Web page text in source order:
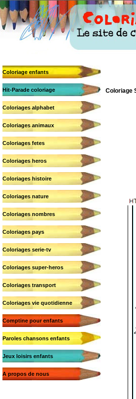
Coloriage enfants
Hit-Parade coloriage
Coloriages alphabet
Coloriages animaux
Coloriages fetes
Coloriages heros
Coloriages histoire
Coloriages nature
Coloriages nombres
Coloriages pays
Coloriages serie-tv
Coloriages super-heros
Coloriages transport
Coloriages vie quotidienne
Comptine pour enfants
Paroles chansons enfants
Jeux loisirs enfants
A propos de nous
Coloriage